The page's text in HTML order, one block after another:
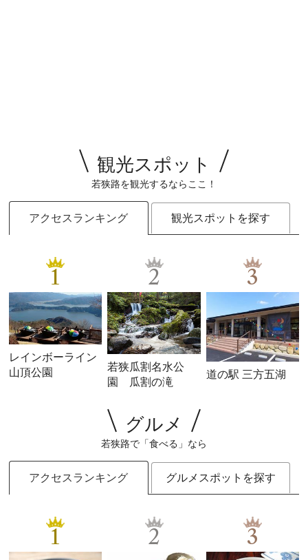
観光スポット
若狭路を観光するならここ！
アクセスランキング 観光スポットを探す
1
レインボーライン
山頂公園
2
若狭瓜割名水公
園 瓜割の滝
3
道の駅 三方五湖
グルメ
若狭路で「食べる」なら
アクセスランキング グルメスポットを探す
1 2 3